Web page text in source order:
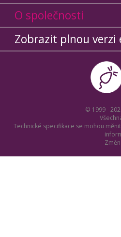
O společnosti
Zobrazit plnou verzi
© 1999 -
Technické specifikace se mohou